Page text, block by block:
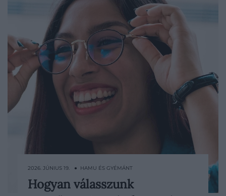
A digitális szemfáradtság (száraz szem,
2026. JÚNIUS 19. ● HAMU ÉS GYÉMÁNT
Hogyan válasszunk